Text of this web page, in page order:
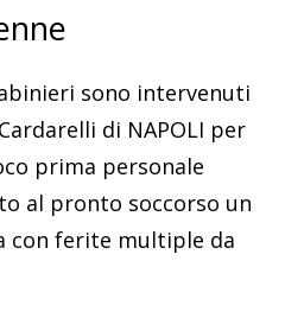
sono intervenuti
di NAPOLI per
prima personale
al pronto soccorso un
con ferite multiple da